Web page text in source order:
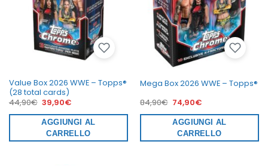
Value Box 2026 WWE – Topps®
(28 total cards)
44,90€ Il
prezzo
originale
era:
44,90€.
39,90€Il
attuale
è:
39,90€.
AGGIUNGI AL
CARRELLO
Mega Box 2026 WWE – Topps®
84,90€ Il
prezzo
originale
era:
84,90€.
74,90€Il
attuale
è:
74,90€.
AGGIUNGI AL
CARRELLO